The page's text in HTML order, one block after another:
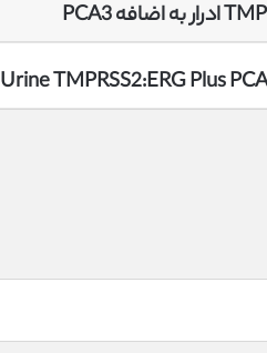
Urine TMPRSS2:ERG Plus